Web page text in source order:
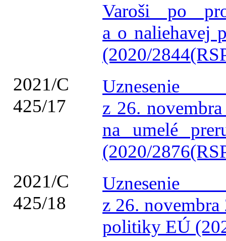
Varoši po
a o naliehavej
(2020/
2021/C
425/17
Uznesenie
z 26.
na umelé
(2020/
2021/C
425/18
Uznesenie
z 26.
politiky EÚ